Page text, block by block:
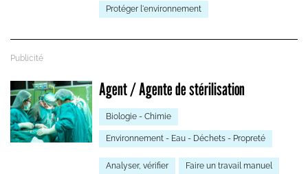
Protéger l'environnement
Agent / Agente de stérilisation
Biologie - Chimie
Environnement - Eau - Déchets - Propreté
Analyser, vérifier Faire un travail manuel